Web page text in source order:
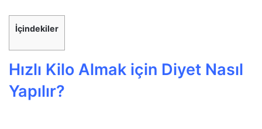
İçindekiler
Hızlı Kilo Almak için Diyet Nasıl
Yapılır?